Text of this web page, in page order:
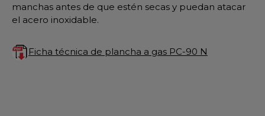
manchas antes de que estén secas y puedan atacar
el acero inoxidable.
Ficha técnica de plancha a gas PC-90 N